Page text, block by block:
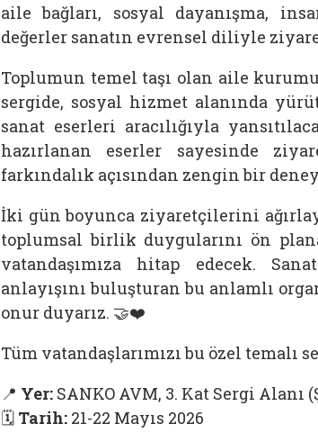
aile bağları, sosyal dayanışma,
değerler sanatın evrensel diliyle
Toplumun temel taşı olan aile
sergide, sosyal hizmet alanında
sanat eserleri aracılığıyla
hazırlanan eserler sayesinde
farkındalık açısından zengin bir
İki gün boyunca ziyaretçilerini
toplumsal birlik duygularını ön
vatandaşımıza hitap edecek.
anlayışını buluşturan bu anlamlı
onur duyarız. 🤝❤️
Tüm vatandaşlarımızı bu özel
📍 Yer: SANKO AVM, 3. Kat Sergi
🗓️ Tarih: 21-22 Mayıs 2026